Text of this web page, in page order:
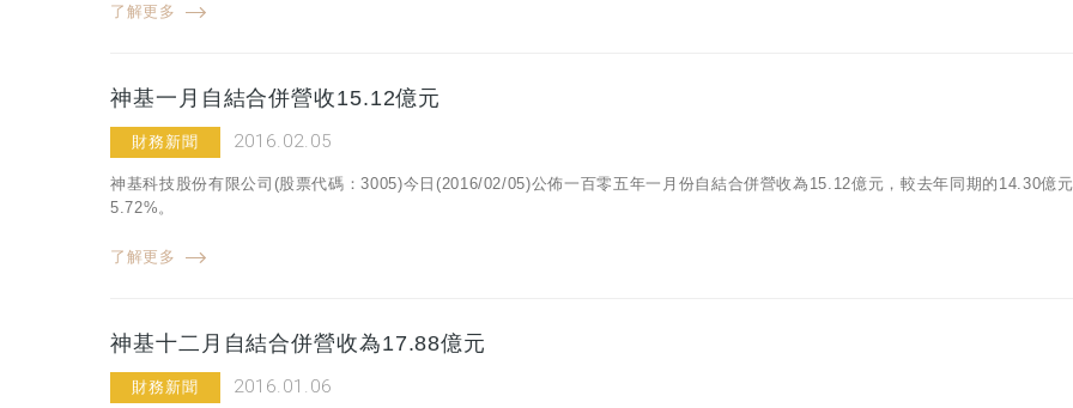
了解更多
神基一月自結合併營收15.12億元
財務新聞 2016.02.05
神基科技股份有限公司(股票代碼：3005)今日(2016/02/05)公佈一百零五年一月份自結合併營收為15.12億元，較去年同期的14.30億
5.72%。
了解更多
神基十二月自結合併營收為17.88億元
財務新聞 2016.01.06